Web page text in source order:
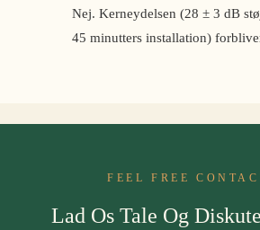
Nej. Kerneydelsen (28 ± 3 dB
45 minutters installation)
FEEL FREE
Lad Os Tale Og